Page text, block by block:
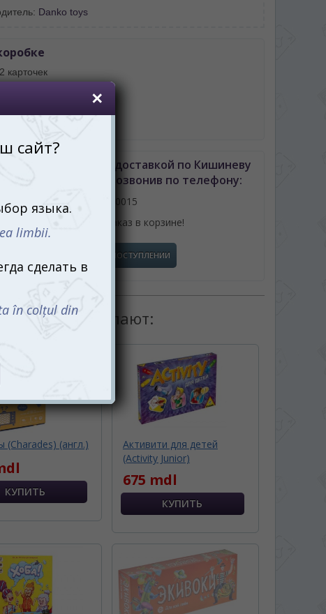
Danko toys
карточек
Мега Крокодил с доставкой по Кишиневу
Молдове можно позвонив по телефону:
061110015
или оформив заказ в корзине!
СООБЩИТЬ О ПОСТУПЛЕНИИ
товаром покупают:
(Charades) (англ.)
Активити для детей
(Activity Junior)
675 mdl